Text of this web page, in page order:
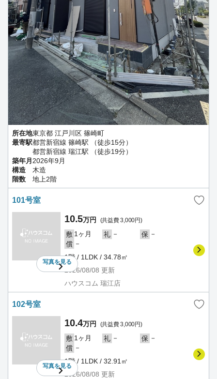
所在地東京都 江戸川区 篠崎町
最寄駅都営新宿線 篠崎駅 （徒歩15分）
都営新宿線 瑞江駅 （徒歩19分）
築年月 2026年9月
構造
木造
階数
地上2階
101号室
写真を見る
10.5万円 (共益費 3,000円)
敷 1ヶ月 礼 － 保 －
償 －
1階 / 1LDK / 34.78㎡
2026/08/08 更新
ハウスコム 瑞江店
102号室
写真を見る
10.4万円 (共益費 3,000円)
敷 1ヶ月 礼 － 保 －
償 －
1階 / 1LDK / 32.91㎡
2026/08/08 更新